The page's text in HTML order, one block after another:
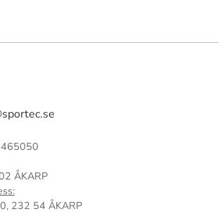
ÅKARP
232 54 ÅKARP